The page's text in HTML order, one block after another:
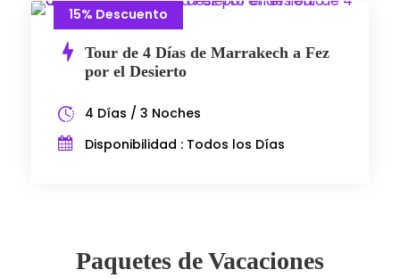
15% Descuento
Tour de 4 Días de Marrakech a Fez
por el Desierto
4 Días / 3 Noches
Disponibilidad : Todos los Días
Paquetes de Vacaciones